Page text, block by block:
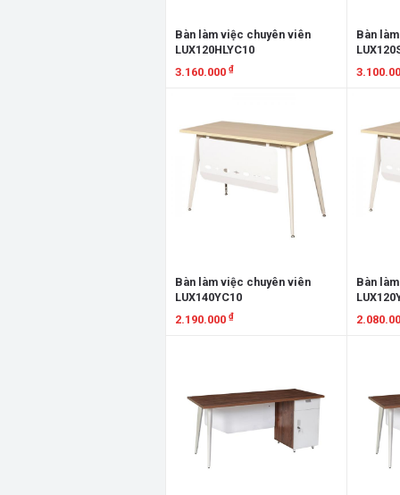
Bàn làm việc chuyên viên
LUX120HLYC10
3.160.000 ₫
Bàn
Bàn làm việc chuyên viên
LUX140YC10
2.190.000 ₫
Bàn